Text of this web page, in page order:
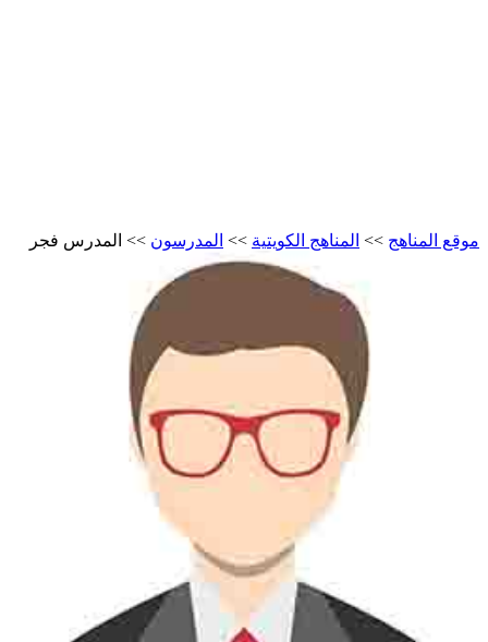
موقع المناهج >> المناهج الكويتية >> المدرسون >> المدرس فجر